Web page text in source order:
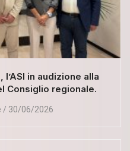
in audizione alla
Consiglio regionale.
30/06/2026